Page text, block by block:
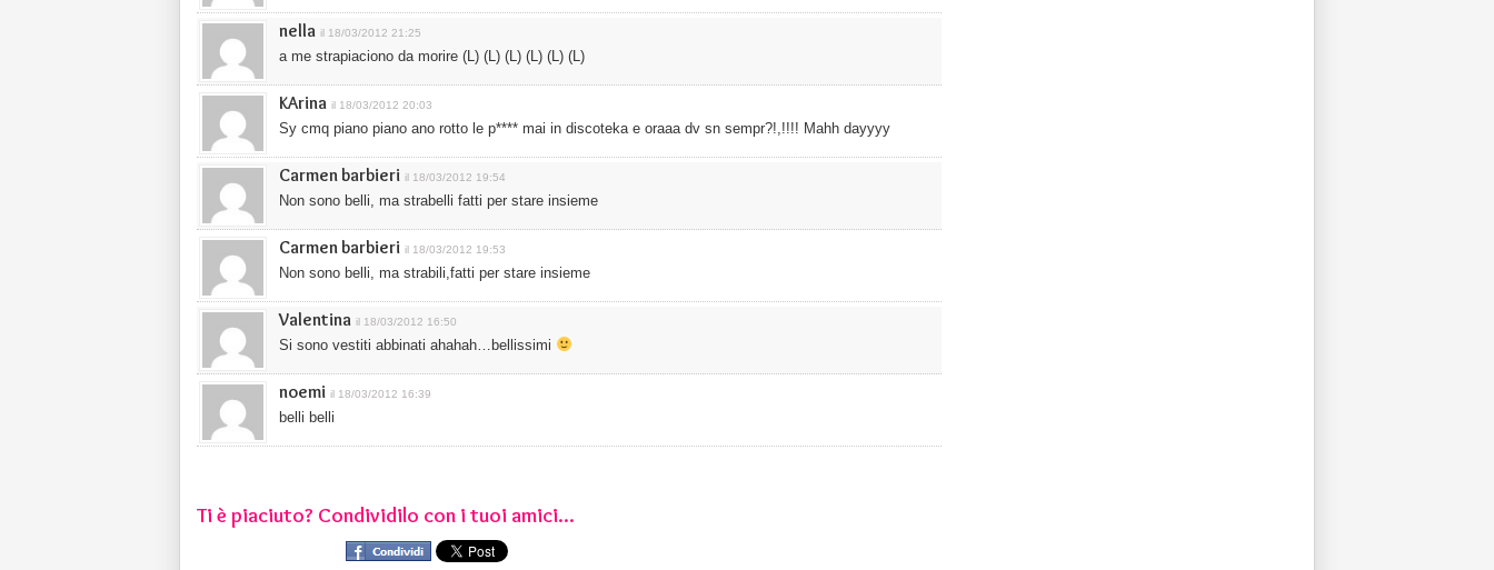
nella il 18/03/2012 21:25
a me strapiaciono da morire (L) (L) (L) (L) (L) (L)
KArina il 18/03/2012 20:03
Sy cmq piano piano ano rotto le p**** mai in discoteka e oraaa dv sn sempr?!,!!!! Mahh dayyyy
Carmen barbieri il 18/03/2012 19:54
Non sono belli, ma strabelli fatti per stare insieme
Carmen barbieri il 18/03/2012 19:53
Non sono belli, ma strabili,fatti per stare insieme
Valentina il 18/03/2012 16:50
Si sono vestiti abbinati ahahah…bellissimi
noemi il 18/03/2012 16:39
belli belli
Ti è piaciuto? Condividilo con i tuoi amici...